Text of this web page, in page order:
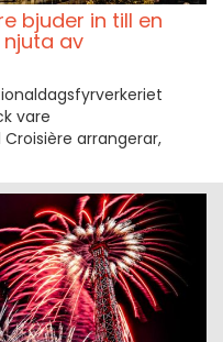
bjuder in till en
av
vare
arrangerar,